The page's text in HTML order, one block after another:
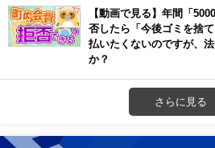
【動画で見る】年間「
否したら「今後ゴミを捨
払いたくないのですが、
か？
さらに見る